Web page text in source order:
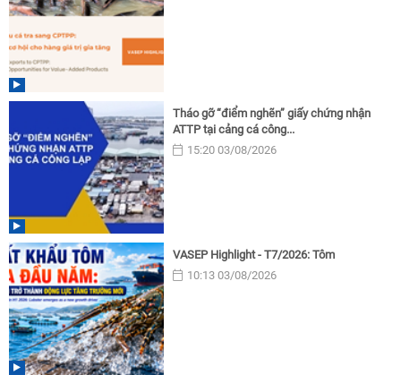
Tháo gỡ “điểm nghẽn” giấy chứng nhận
ATTP tại cảng cá công...
15:20 03/08/2026
VASEP Highlight - T7/2026: Tôm
10:13 03/08/2026